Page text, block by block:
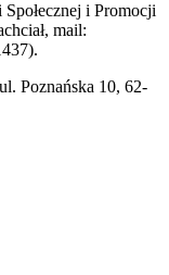
i Promocji
mail:
Poznańska 10, 62-